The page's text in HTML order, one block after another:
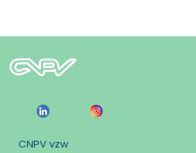
CNPV vzw